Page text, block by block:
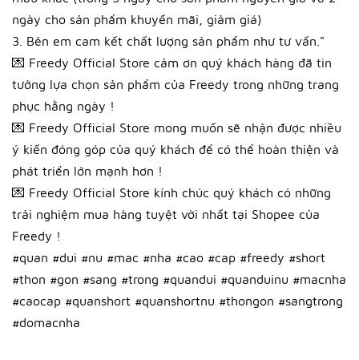
ngày cho sản phẩm khuyến mãi, giảm giá)
3. Bên em cam kết chất lượng sản phẩm như tư vấn."
💌 Freedy Official Store cảm ơn quý khách hàng đã tin
tưởng lựa chọn sản phẩm của Freedy trong những trang
phục hằng ngày !
💌 Freedy Official Store mong muốn sẽ nhận được nhiều
ý kiến đóng góp của quý khách để có thể hoàn thiện và
phát triển lớn mạnh hơn !
💌 Freedy Official Store kính chúc quý khách có những
trải nghiệm mua hàng tuyệt vời nhất tại Shopee của
Freedy !
#quan #dui #nu #mac #nha #cao #cap #freedy #short
#thon #gon #sang #trong #quandui #quanduinu #macnha
#caocap #quanshort #quanshortnu #thongon #sangtrong
#domacnha